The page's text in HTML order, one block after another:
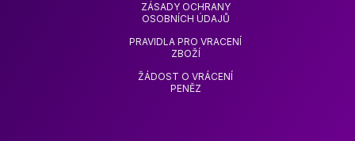
ZÁSADY OCHRANY
OSOBNÍCH ÚDAJŮ
PRAVIDLA PRO VRACENÍ
ZBOŽÍ
ŽÁDOST O VRÁCENÍ
PENĚZ